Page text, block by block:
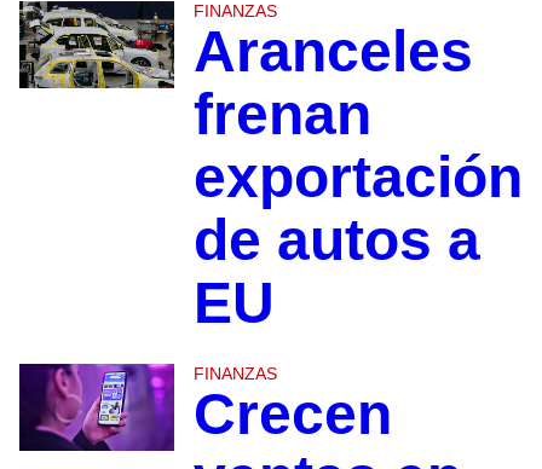
FINANZAS
Aranceles
frenan
exportación
de autos a
EU
FINANZAS
Crecen